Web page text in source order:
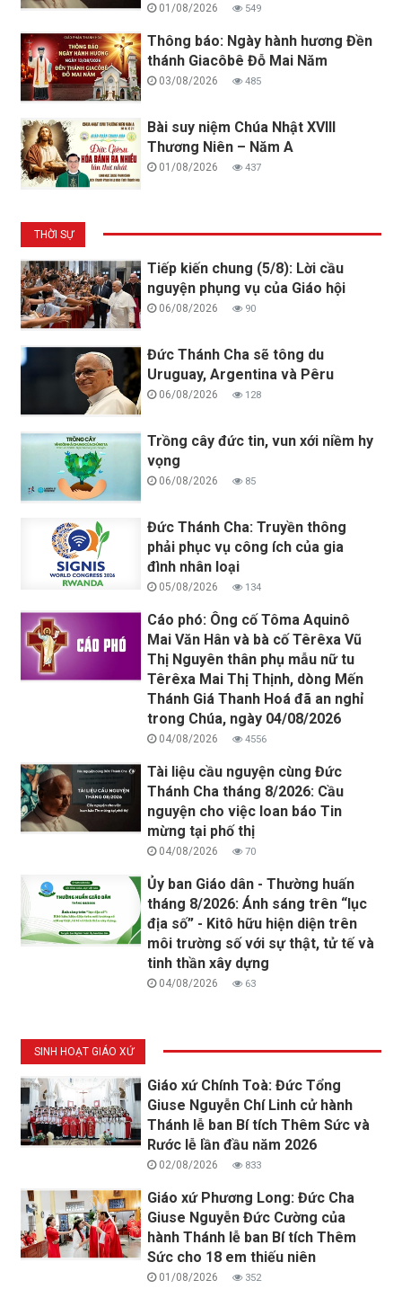
01/08/2026 549
Thông báo: Ngày hành hương Đền
thánh Giacôbê Đỗ Mai Năm
03/08/2026 485
Bài suy niệm Chúa Nhật XVIII
Thương Niên – Năm A
01/08/2026 437
THỜI SỰ
Tiếp kiến chung (5/8): Lời cầu
nguyện phụng vụ của Giáo hội
06/08/2026 90
Đức Thánh Cha sẽ tông du
Uruguay, Argentina và Pêru
06/08/2026 128
Trồng cây đức tin, vun xới niềm hy
vọng
06/08/2026 85
Đức Thánh Cha: Truyền thông
phải phục vụ công ích của gia
đình nhân loại
05/08/2026 134
Cáo phó: Ông cố Tôma Aquinô
Mai Văn Hân và bà cố Têrêxa Vũ
Thị Nguyên thân phụ mẫu nữ tu
Têrêxa Mai Thị Thịnh, dòng Mến
Thánh Giá Thanh Hoá đã an nghỉ
trong Chúa, ngày 04/08/2026
04/08/2026 4556
Tài liệu cầu nguyện cùng Đức
Thánh Cha tháng 8/2026: Cầu
nguyện cho việc loan báo Tin
mừng tại phố thị
04/08/2026 70
Ủy ban Giáo dân - Thường huấn
tháng 8/2026: Ánh sáng trên “lục
địa số” - Kitô hữu hiện diện trên
môi trường số với sự thật, tử tế và
tinh thần xây dựng
04/08/2026 63
SINH HOẠT GIÁO XỨ
Giáo xứ Chính Toà: Đức Tổng
Giuse Nguyễn Chí Linh cử hành
Thánh lễ ban Bí tích Thêm Sức và
Rước lễ lần đầu năm 2026
02/08/2026 833
Giáo xứ Phương Long: Đức Cha
Giuse Nguyễn Đức Cường của
hành Thánh lễ ban Bí tích Thêm
Sức cho 18 em thiếu niên
01/08/2026 352